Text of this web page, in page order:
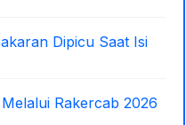
Dipicu Saat Isi
Rakercab 2026